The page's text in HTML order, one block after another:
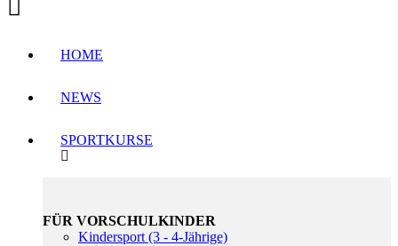
HOME
NEWS
SPORTKURSE
FÜR VORSCHULKINDER
Kindersport (3 - 4-Jährige)